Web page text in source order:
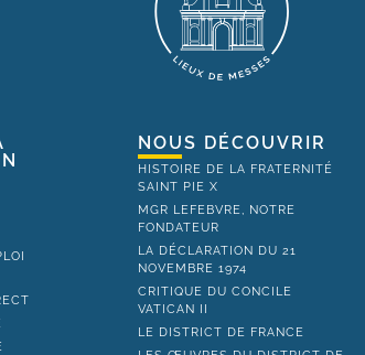
NOUS DÉCOUVRIR
HISTOIRE DE LA FRATERNITÉ
SAINT PIE X
MGR LEFEBVRE, NOTRE
FONDATEUR
LA DÉCLARATION DU 21
NOVEMBRE 1974
CRITIQUE DU CONCILE
VATICAN II
LE DISTRICT DE FRANCE